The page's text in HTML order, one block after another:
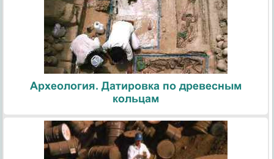
Археология. Датировка по древесным
кольцам